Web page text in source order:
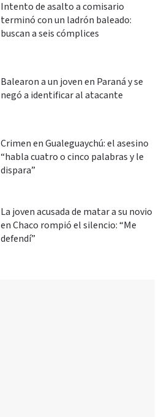
Intento de asalto a comisario
terminó con un ladrón baleado:
buscan a seis cómplices
Balearon a un joven en Paraná y se
negó a identificar al atacante
Crimen en Gualeguaychú: el asesino
“habla cuatro o cinco palabras y le
dispara”
La joven acusada de matar a su novio
en Chaco rompió el silencio: “Me
defendí”